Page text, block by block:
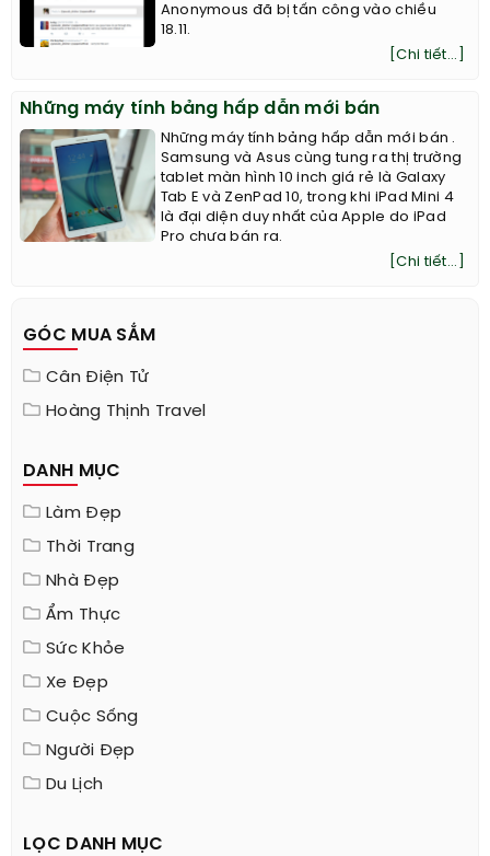
Anonymous đã bị tấn công vào chiều
18.11.
[Chi tiết...]
Những máy tính bảng hấp dẫn mới bán
Những máy tính bảng hấp dẫn mới bán .
Samsung và Asus cùng tung ra thị trường
tablet màn hình 10 inch giá rẻ là Galaxy
Tab E và ZenPad 10, trong khi iPad Mini 4
là đại diện duy nhất của Apple do iPad
Pro chưa bán ra.
[Chi tiết...]
GÓC MUA SẮM
Cân Điện Tử
Hoàng Thịnh Travel
DANH MỤC
Làm Đẹp
Thời Trang
Nhà Đẹp
Ẩm Thực
Sức Khỏe
Xe Đẹp
Cuộc Sống
Người Đẹp
Du Lịch
LỌC DANH MỤC